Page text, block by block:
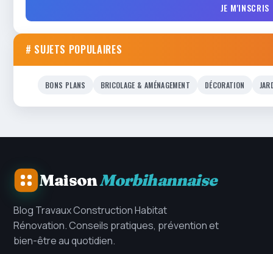
JE M'INSCRIS
# SUJETS POPULAIRES
BONS PLANS BRICOLAGE & AMÉNAGEMENT DÉCORATION
MaisonMorbihannaise
Blog Travaux Construction Habitat
Rénovation. Conseils pratiques, prévention et
bien-être au quotidien.